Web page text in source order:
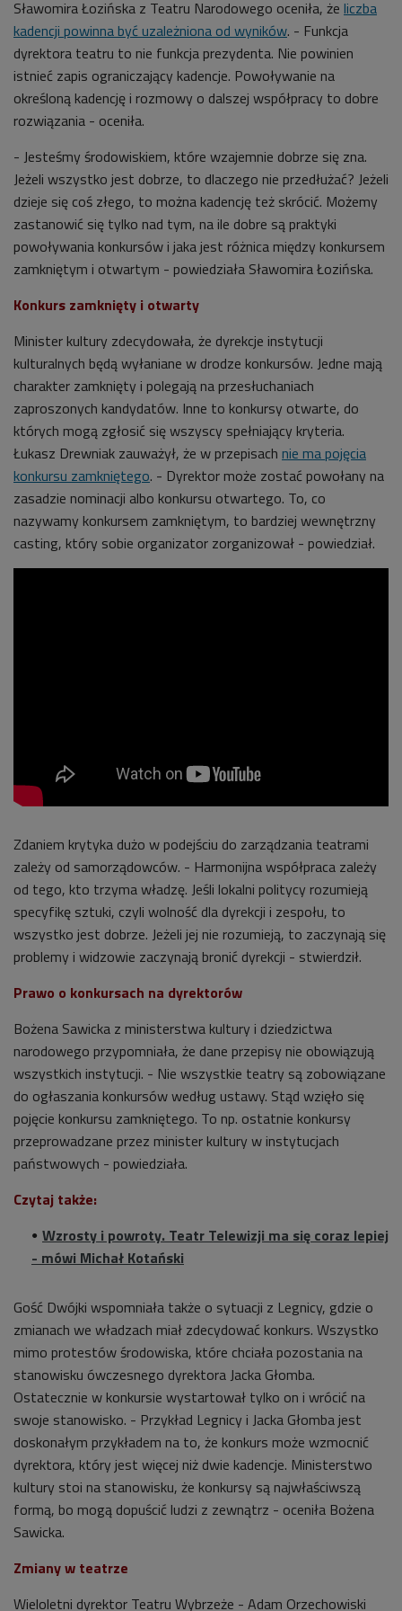
Sławomira Łozińska z Teatru Narodowego oceniła, że liczba
kadencji powinna być uzależniona od wyników. - Funkcja
dyrektora teatru to nie funkcja prezydenta. Nie powinien
istnieć zapis ograniczający kadencje. Powoływanie na
określoną kadencję i rozmowy o dalszej współpracy to dobre
rozwiązania - oceniła.
- Jesteśmy środowiskiem, które wzajemnie dobrze się zna.
Jeżeli wszystko jest dobrze, to dlaczego nie przedłużać? Jeżeli
dzieje się coś złego, to można kadencję też skrócić. Możemy
zastanowić się tylko nad tym, na ile dobre są praktyki
powoływania konkursów i jaka jest różnica między konkursem
zamkniętym i otwartym - powiedziała Sławomira Łozińska.
Konkurs zamknięty i otwarty
Minister kultury zdecydowała, że dyrekcje instytucji
kulturalnych będą wyłaniane w drodze konkursów. Jedne mają
charakter zamknięty i polegają na przesłuchaniach
zaproszonych kandydatów. Inne to konkursy otwarte, do
których mogą zgłosić się wszyscy spełniający kryteria.
Łukasz Drewniak zauważył, że w przepisach nie ma pojęcia
konkursu zamkniętego. - Dyrektor może zostać powołany na
zasadzie nominacji albo konkursu otwartego. To, co
nazywamy konkursem zamkniętym, to bardziej wewnętrzny
casting, który sobie organizator zorganizował - powiedział.
Zdaniem krytyka dużo w podejściu do zarządzania teatrami
zależy od samorządowców. - Harmonijna współpraca zależy
od tego, kto trzyma władzę. Jeśli lokalni politycy rozumieją
specyfikę sztuki, czyli wolność dla dyrekcji i zespołu, to
wszystko jest dobrze. Jeżeli jej nie rozumieją, to zaczynają się
problemy i widzowie zaczynają bronić dyrekcji - stwierdził.
Prawo o konkursach na dyrektorów
Bożena Sawicka z ministerstwa kultury i dziedzictwa
narodowego przypomniała, że dane przepisy nie obowiązują
wszystkich instytucji. - Nie wszystkie teatry są zobowiązane
do ogłaszania konkursów według ustawy. Stąd wzięło się
pojęcie konkursu zamkniętego. To np. ostatnie konkursy
przeprowadzane przez minister kultury w instytucjach
państwowych - powiedziała.
Czytaj także:
Wzrosty i powroty. Teatr Telewizji ma się coraz lepiej
- mówi Michał Kotański
Gość Dwójki wspomniała także o sytuacji z Legnicy, gdzie o
zmianach we władzach miał zdecydować konkurs. Wszystko
mimo protestów środowiska, które chciała pozostania na
stanowisku ówczesnego dyrektora Jacka Głomba.
Ostatecznie w konkursie wystartował tylko on i wrócić na
swoje stanowisko. - Przykład Legnicy i Jacka Głomba jest
doskonałym przykładem na to, że konkurs może wzmocnić
dyrektora, który jest więcej niż dwie kadencje. Ministerstwo
kultury stoi na stanowisku, że konkursy są najwłaściwszą
formą, bo mogą dopuścić ludzi z zewnątrz - oceniła Bożena
Sawicka.
Zmiany w teatrze
Wieloletni dyrektor Teatru Wybrzeże - Adam Orzechowiski